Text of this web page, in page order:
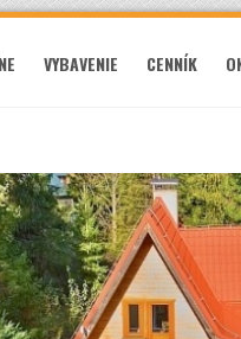
VYBAVENIE CENNÍK